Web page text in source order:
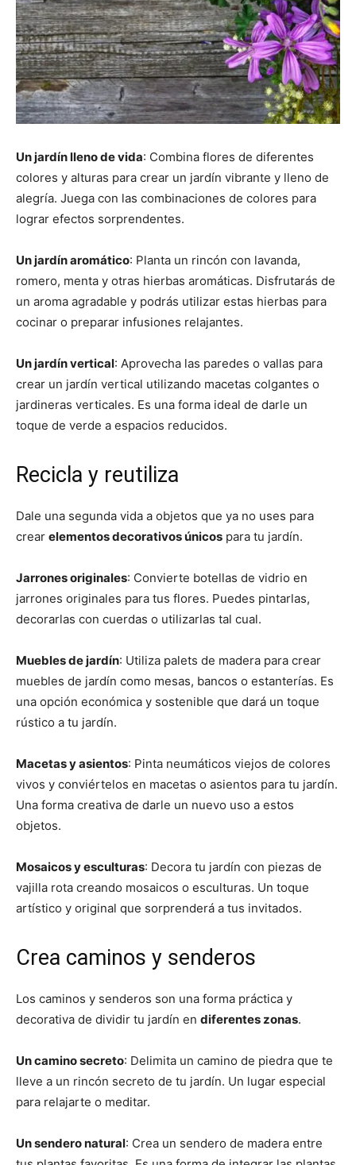
Un jardín lleno de vida: Combina flores de diferentes
colores y alturas para crear un jardín vibrante y lleno de
alegría. Juega con las combinaciones de colores para
lograr efectos sorprendentes.
Un jardín aromático: Planta un rincón con lavanda,
romero, menta y otras hierbas aromáticas. Disfrutarás de
un aroma agradable y podrás utilizar estas hierbas para
cocinar o preparar infusiones relajantes.
Un jardín vertical: Aprovecha las paredes o vallas para
crear un jardín vertical utilizando macetas colgantes o
jardineras verticales. Es una forma ideal de darle un
toque de verde a espacios reducidos.
Recicla y reutiliza
Dale una segunda vida a objetos que ya no uses para
crear elementos decorativos únicos para tu jardín.
Jarrones originales: Convierte botellas de vidrio en
jarrones originales para tus flores. Puedes pintarlas,
decorarlas con cuerdas o utilizarlas tal cual.
Muebles de jardín: Utiliza palets de madera para crear
muebles de jardín como mesas, bancos o estanterías. Es
una opción económica y sostenible que dará un toque
rústico a tu jardín.
Macetas y asientos: Pinta neumáticos viejos de colores
vivos y conviértelos en macetas o asientos para tu jardín.
Una forma creativa de darle un nuevo uso a estos
objetos.
Mosaicos y esculturas: Decora tu jardín con piezas de
vajilla rota creando mosaicos o esculturas. Un toque
artístico y original que sorprenderá a tus invitados.
Crea caminos y senderos
Los caminos y senderos son una forma práctica y
decorativa de dividir tu jardín en diferentes zonas.
Un camino secreto: Delimita un camino de piedra que te
lleve a un rincón secreto de tu jardín. Un lugar especial
para relajarte o meditar.
Un sendero natural: Crea un sendero de madera entre